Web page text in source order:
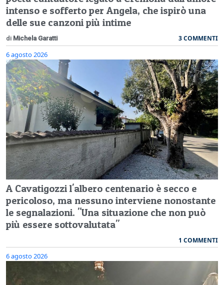
intenso e sofferto per Angela, che ispirò una
delle sue canzoni più intime
di Michela Garatti 3 COMMENTI
6 agosto 2026
A Cavatigozzi l'albero centenario è secco e
pericoloso, ma nessuno interviene nonostante
le segnalazioni. "Una situazione che non può
più essere sottovalutata"
1 COMMENTI
6 agosto 2026